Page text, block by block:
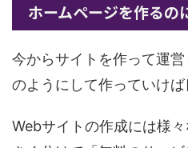
ホームページを作るの
今からサイトを作って運
のようにして作っていけ
Webサイトの作成には様